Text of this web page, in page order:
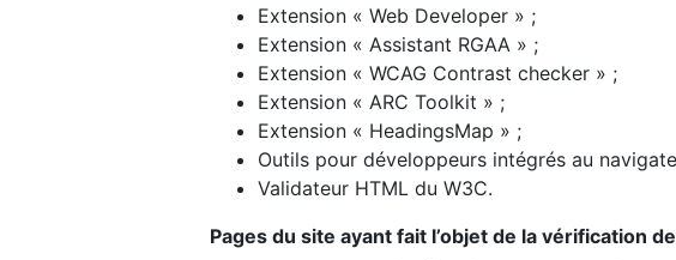
Extension « Web Developer » ;
Extension « Assistant RGAA » ;
Extension « WCAG Contrast checker » ;
Extension « ARC Toolkit » ;
Extension « HeadingsMap » ;
Outils pour développeurs intégrés au
Validateur HTML du W3C.
Pages du site ayant fait l’objet de la vérification